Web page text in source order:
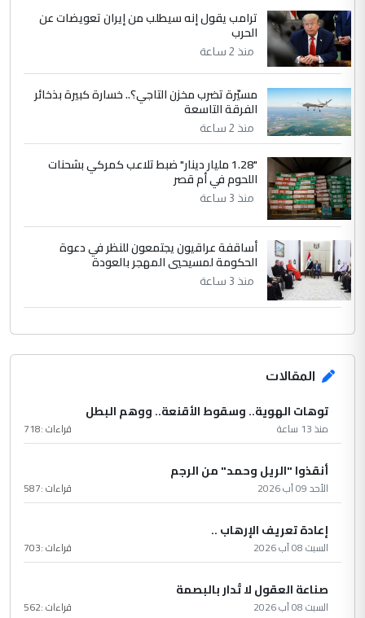
البساتين ...
الموضوع :
الكشف عن إجراءات لتمكين ضحايا
النظام السابق من التعويض (وثيقة)
ترامب يقول إنه سيطلب من إيران تعويضات عن
الحرب
منذ 2 ساعة
مسيّرة تضرب مخزن التاجي؟.. خسارة كبيرة بذخائر
الفرقة التاسعة
منذ 2 ساعة
"1.28 مليار دينار" ضبط تلاعب كمركي بشحنات
اللحوم في أم قصر
منذ 3 ساعة
أساقفة عراقيون يجتمعون للنظر في دعوة
الحكومة لمسيحيي المهجر بالعودة
منذ 3 ساعة
المقالات
توهات الهوية.. وسقوط الأقنعة.. ووهم البطل
منذ 13 ساعة قراءات :718
أنقذوا "الريل وحمد" من الرجم
الأحد 09 آب 2026 قراءات :587
إعادة تعريف الإرهاب ..
السبت 08 آب 2026 قراءات :703
صناعة العقول لا تُدار بالبصمة
السبت 08 آب 2026 قراءات :562